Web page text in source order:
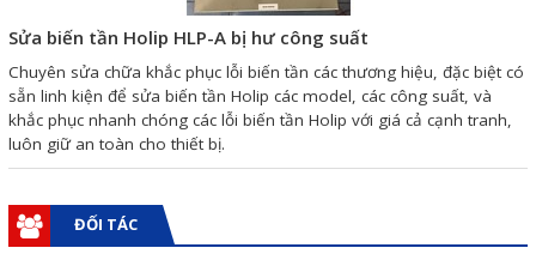
Sửa biến tần Holip HLP-A bị hư công suất
Chuyên sửa chữa khắc phục lỗi biến tần các thương hiệu, đặc biệt có
sẵn linh kiện để sửa biến tần Holip các model, các công suất, và
khắc phục nhanh chóng các lỗi biến tần Holip với giá cả cạnh tranh,
luôn giữ an toàn cho thiết bị.
ĐỐI TÁC
Máy tính công nghiệp
Motor Servo / Driver Servo
Cáp lập trình PLC - HMI -
Servo
Thiết bị thu thập dữ liệu,